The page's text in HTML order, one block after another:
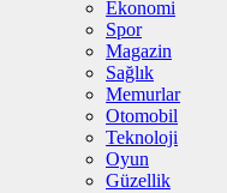
Ekonomi
Spor
Magazin
Sağlık
Memurlar
Otomobil
Teknoloji
Oyun
Güzellik